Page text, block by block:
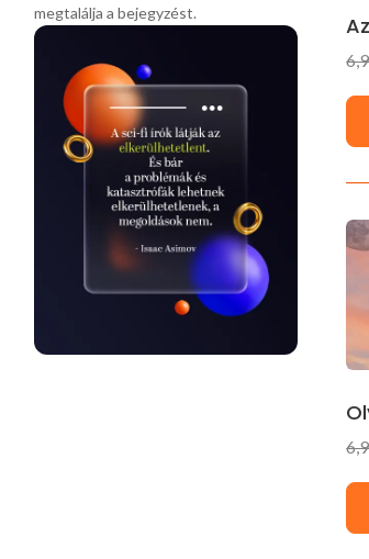
megtalálja a bejegyzést.